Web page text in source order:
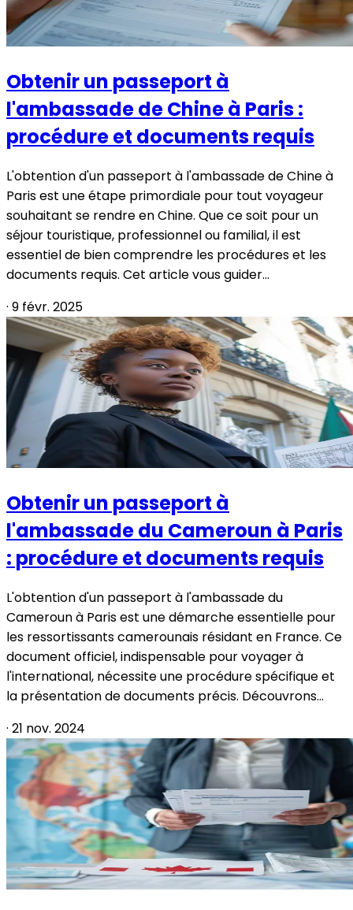
Obtenir un passeport à
l'ambassade de Chine à Paris :
procédure et documents requis
L'obtention d'un passeport à l'ambassade de Chine à
Paris est une étape primordiale pour tout voyageur
souhaitant se rendre en Chine. Que ce soit pour un
séjour touristique, professionnel ou familial, il est
essentiel de bien comprendre les procédures et les
documents requis. Cet article vous guider...
· 9 févr. 2025
Obtenir un passeport à
l'ambassade du Cameroun à Paris
: procédure et documents requis
L'obtention d'un passeport à l'ambassade du
Cameroun à Paris est une démarche essentielle pour
les ressortissants camerounais résidant en France. Ce
document officiel, indispensable pour voyager à
l'international, nécessite une procédure spécifique et
la présentation de documents précis. Découvrons...
· 21 nov. 2024